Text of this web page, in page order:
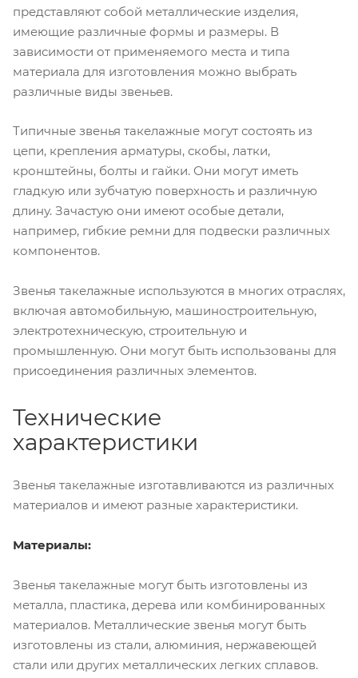
представляют собой металлические изделия,
имеющие различные формы и размеры. В
зависимости от применяемого места и типа
материала для изготовления можно выбрать
различные виды звеньев.
Типичные звенья такелажные могут состоять из
цепи, крепления арматуры, скобы, латки,
кронштейны, болты и гайки. Они могут иметь
гладкую или зубчатую поверхность и различную
длину. Зачастую они имеют особые детали,
например, гибкие ремни для подвески различных
компонентов.
Звенья такелажные используются в многих отраслях,
включая автомобильную, машиностроительную,
электротехническую, строительную и
промышленную. Они могут быть использованы для
присоединения различных элементов.
Технические
характеристики
Звенья такелажные изготавливаются из различных
материалов и имеют разные характеристики.
Материалы:
Звенья такелажные могут быть изготовлены из
металла, пластика, дерева или комбинированных
материалов. Металлические звенья могут быть
изготовлены из стали, алюминия, нержавеющей
стали или других металлических легких сплавов.